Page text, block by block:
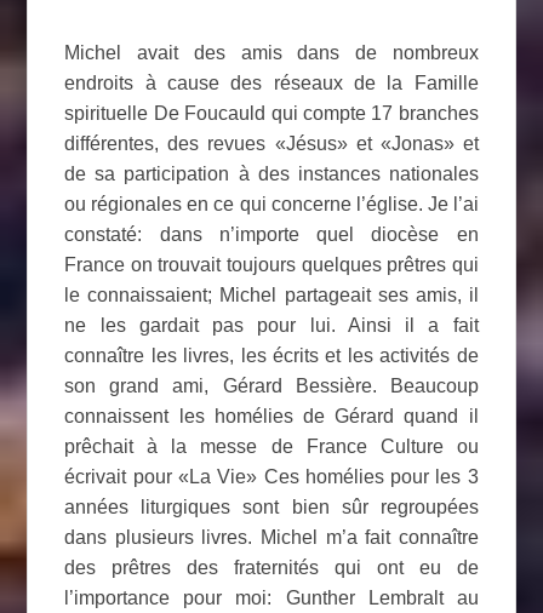
Michel avait des amis dans de nombreux
endroits à cause des réseaux de la Famille
spirituelle De Foucauld qui compte 17 branches
différentes, des revues «Jésus» et «Jonas» et
de sa participation à des instances nationales
ou régionales en ce qui concerne l’église. Je l’ai
constaté: dans n’importe quel diocèse en
France on trouvait toujours quelques prêtres qui
le connaissaient; Michel partageait ses amis, il
ne les gardait pas pour lui. Ainsi il a fait
connaître les livres, les écrits et les activités de
son grand ami, Gérard Bessière. Beaucoup
connaissent les homélies de Gérard quand il
prêchait à la messe de France Culture ou
écrivait pour «La Vie» Ces homélies pour les 3
années liturgiques sont bien sûr regroupées
dans plusieurs livres. Michel m’a fait connaître
des prêtres des fraternités qui ont eu de
l’importance pour moi: Gunther Lembralt au